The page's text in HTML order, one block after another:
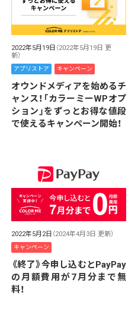
2022年5月19日 （2022年5月19日 更
新）
アプリストア キャンペーン
オウンドメディアを始めるチ
ャンス！「カラーミーWPオプ
ション」をずっとお得な値段
で使えるキャンペーン開始！
2022年5月2日 （2024年4月3日 更新）
キャンペーン
《終了》今申し込むとPayPay
の月額費用が7月分まで無
料！